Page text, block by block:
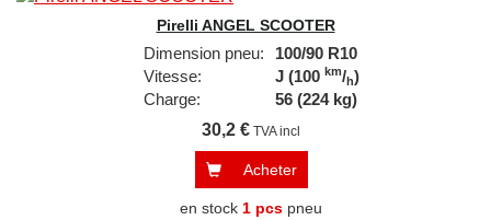
Pirelli ANGEL SCOOTER
Dimension pneu:
100/90 R10
Vitesse:
J (100 km/h)
Charge:
56 (224 kg)
30,2 € TVA incl
Acheter
en stock 1 pcs pneu